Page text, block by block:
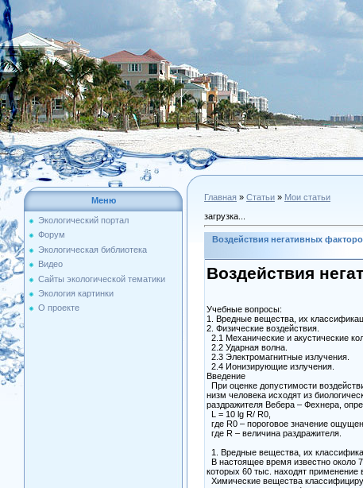
Меню
Экологический портал
Форум
Экологическая библиотека
Видео
Сайты экологической тематики
Экология картинки
О проекте
Главная » Статьи » Мои статьи
загрузка...
Воздействия негативных
Воздействия
Учебные вопросы:
1. Вредные вещества, их
2. Физические воздействия.
2.1 Механические и акустические
2.2 Ударная волна.
2.3 Электромагнитные излучения.
2.4 Ионизирующие излучения.
Введение
При оценке допустимости
низм человека исходят из
раздражителя Вебера – Фехнера,
L = 10 lg R/ R0,
где R0 – пороговое значение
где R – величина раздражителя.
1. Вредные вещества, их
В настоящее время известно около
которых 60 тыс. находят применение
Химические вещества